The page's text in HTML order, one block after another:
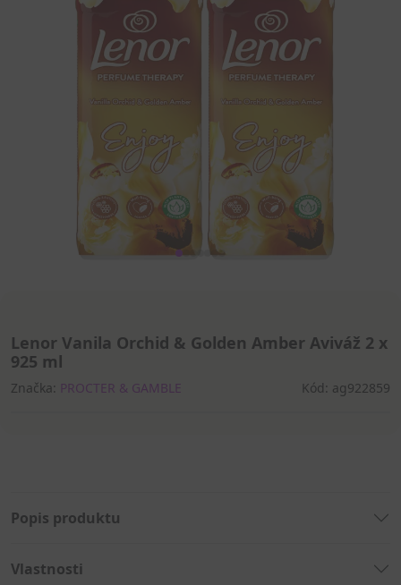
Lenor Vanila Orchid & Golden Amber Aviváž 2 x
925 ml
Značka: PROCTER & GAMBLE Kód: ag922859
Popis produktu
Vlastnosti